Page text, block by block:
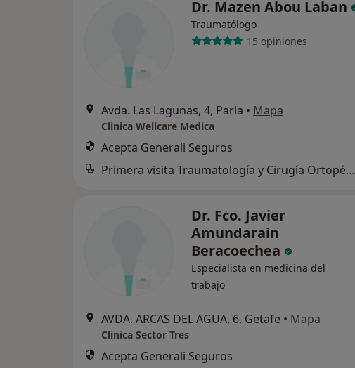
Dr. Mazen Abou Laban
Traumatólogo
15 opiniones
Avda. Las Lagunas, 4, Parla • Mapa
Clinica Wellcare Medica
Acepta Generali Seguros
Primera visita Traumatología y Cirugía Ortopédica
Dr. Fco. Javier
Amundarain
Beracoechea
Especialista en medicina del
trabajo
AVDA. ARCAS DEL AGUA, 6, Getafe • Mapa
Clinica Sector Tres
Acepta Generali Seguros